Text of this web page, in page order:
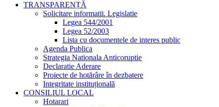
TRANSPARENȚĂ
Solicitare informatii. Legislatie
Legea 544/2001
Legea 52/2003
Lista cu documentele de interes public
Agenda Publica
Strategia Nationala Anticoruptie
Declaratie Aderare
Proiecte de hotărâre în dezbatere
Integritate instituțională
CONSILIUL LOCAL
Hotarari